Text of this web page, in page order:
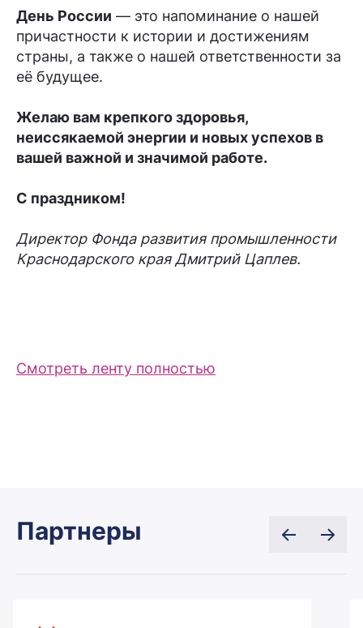
День России — это напоминание о нашей
причастности к истории и достижениям
страны, а также о нашей ответственности за
её будущее.
Желаю вам крепкого здоровья,
неиссякаемой энергии и новых успехов в
вашей важной и значимой работе.
С праздником!
Директор Фонда развития промышленности
Краснодарского края Дмитрий Цаплев.
Смотреть ленту полностью
Партнеры